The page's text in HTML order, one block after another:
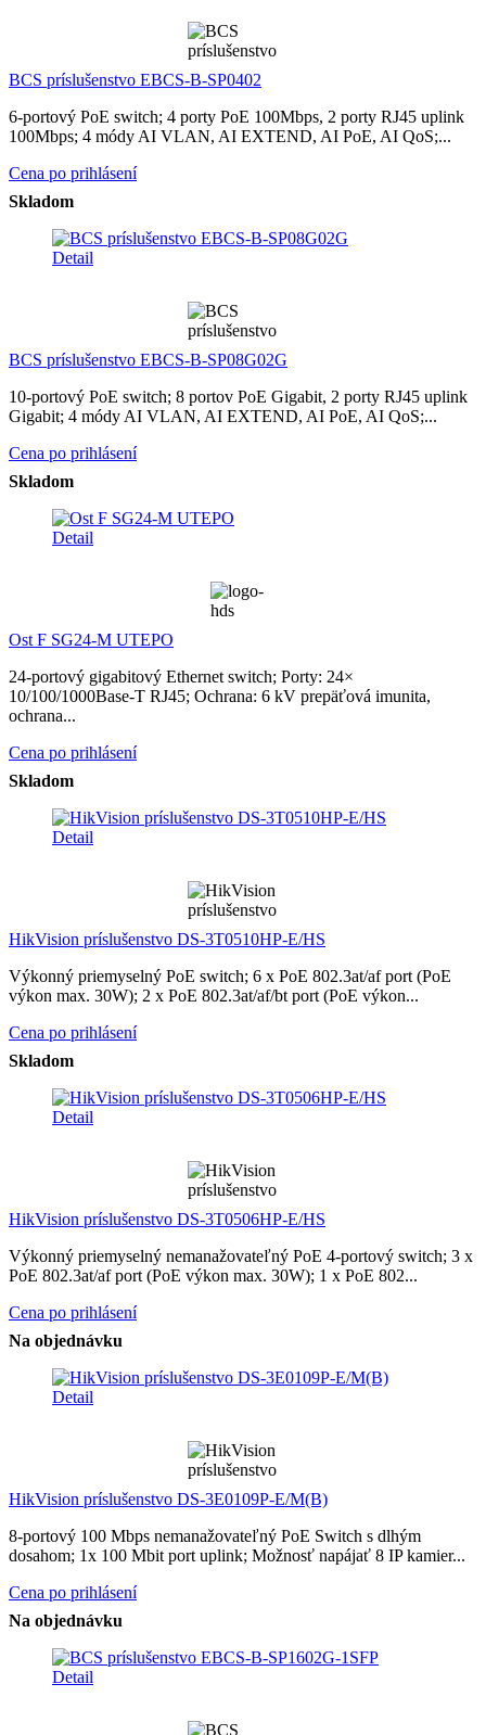
BCS príslušenstvo EBCS-B-SP0402
6-portový PoE switch; 4 porty PoE 100Mbps, 2 porty RJ45 uplink
100Mbps; 4 módy AI VLAN, AI EXTEND, AI PoE, AI QoS;...
Cena po prihlásení
Skladom
Detail
BCS príslušenstvo EBCS-B-SP08G02G
10-portový PoE switch; 8 portov PoE Gigabit, 2 porty RJ45 uplink
Gigabit; 4 módy AI VLAN, AI EXTEND, AI PoE, AI QoS;...
Cena po prihlásení
Skladom
Detail
Ost F SG24-M UTEPO
24-portový gigabitový Ethernet switch; Porty: 24×
10/100/1000Base-T RJ45; Ochrana: 6 kV prepäťová imunita,
ochrana...
Cena po prihlásení
Skladom
Detail
HikVision príslušenstvo DS-3T0510HP-E/HS
Výkonný priemyselný PoE switch; 6 x PoE 802.3at/af port (PoE
výkon max. 30W); 2 x PoE 802.3at/af/bt port (PoE výkon...
Cena po prihlásení
Skladom
Detail
HikVision príslušenstvo DS-3T0506HP-E/HS
Výkonný priemyselný nemanažovateľný PoE 4-portový switch; 3 x
PoE 802.3at/af port (PoE výkon max. 30W); 1 x PoE 802...
Cena po prihlásení
Na objednávku
Detail
HikVision príslušenstvo DS-3E0109P-E/M(B)
8-portový 100 Mbps nemanažovateľný PoE Switch s dlhým
dosahom; 1x 100 Mbit port uplink; Možnosť napájať 8 IP kamier...
Cena po prihlásení
Na objednávku
Detail